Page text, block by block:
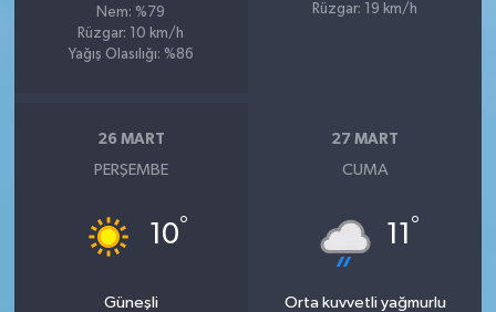
Nem: %79
Rüzgar: 10 km/h
Yağış Olasılığı: %86
Rüzgar: 19 km/h
26 MART
PERŞEMBE
10°
Güneşli
27 MART
CUMA
11 °
Orta kuvvetli yağmurlu